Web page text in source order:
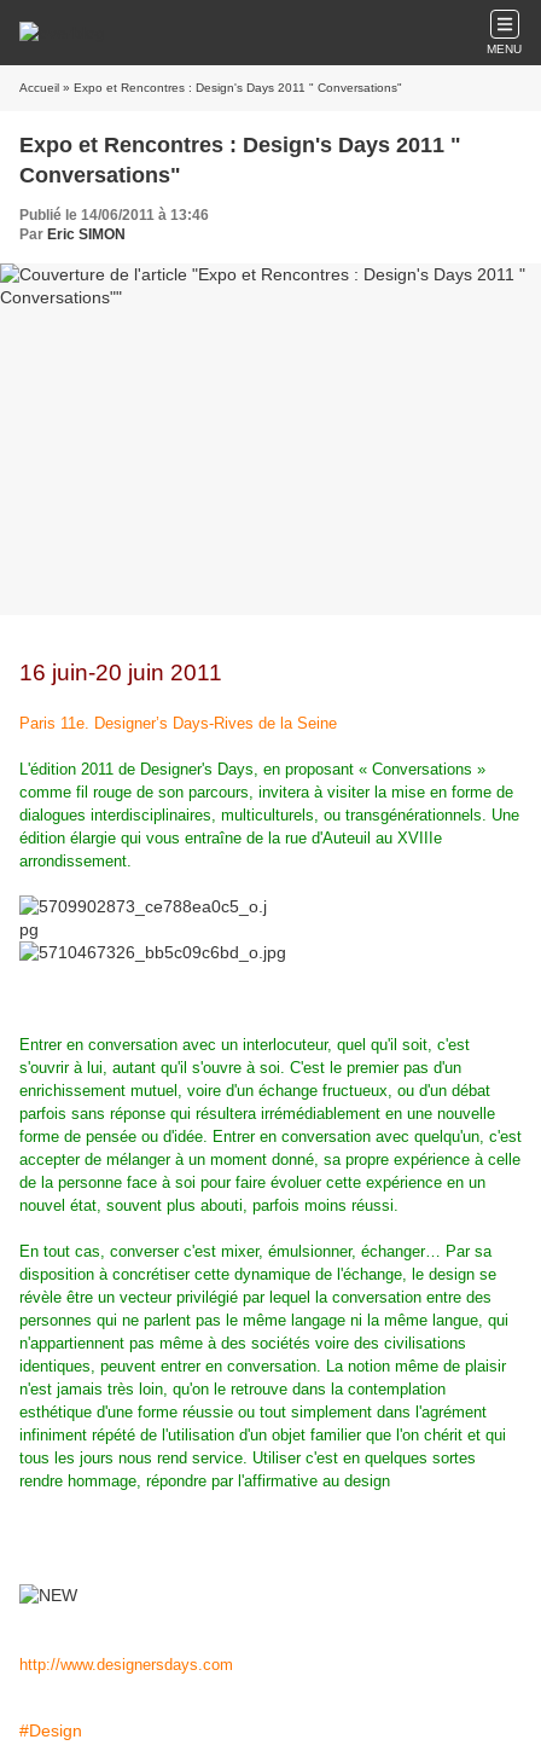
MENU
Accueil » Expo et Rencontres : Design's Days 2011 " Conversations"
Expo et Rencontres : Design's Days 2011 "
Conversations"
Publié le 14/06/2011 à 13:46
Par Eric SIMON
16 juin-20 juin 2011
Paris 11e. Designer’s Days-Rives de la Seine
L'édition 2011 de Designer's Days, en proposant « Conversations »
comme fil rouge de son parcours, invitera à visiter la mise en forme de
dialogues interdisciplinaires, multiculturels, ou transgénérationnels. Une
édition élargie qui vous entraîne de la rue d'Auteuil au XVIIIe
arrondissement.
Entrer en conversation avec un interlocuteur, quel qu'il soit, c'est
s'ouvrir à lui, autant qu'il s'ouvre à soi. C'est le premier pas d'un
enrichissement mutuel, voire d'un échange fructueux, ou d'un débat
parfois sans réponse qui résultera irrémédiablement en une nouvelle
forme de pensée ou d'idée. Entrer en conversation avec quelqu'un, c'est
accepter de mélanger à un moment donné, sa propre expérience à celle
de la personne face à soi pour faire évoluer cette expérience en un
nouvel état, souvent plus abouti, parfois moins réussi.
En tout cas, converser c'est mixer, émulsionner, échanger… Par sa
disposition à concrétiser cette dynamique de l'échange, le design se
révèle être un vecteur privilégié par lequel la conversation entre des
personnes qui ne parlent pas le même langage ni la même langue, qui
n'appartiennent pas même à des sociétés voire des civilisations
identiques, peuvent entrer en conversation. La notion même de plaisir
n'est jamais très loin, qu'on le retrouve dans la contemplation
esthétique d'une forme réussie ou tout simplement dans l'agrément
infiniment répété de l'utilisation d'un objet familier que l'on chérit et qui
tous les jours nous rend service. Utiliser c'est en quelques sortes
rendre hommage, répondre par l'affirmative au design
http://www.designersdays.com
#Design